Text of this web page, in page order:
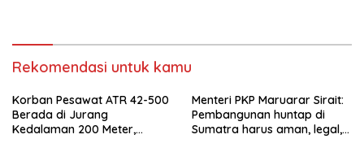
Rekomendasi untuk kamu
Korban Pesawat ATR 42-500
Berada di Jurang
Kedalaman 200 Meter,
Menteri PKP Maruarar Sirait:
Pembangunan huntap di
Sumatra harus aman, legal,